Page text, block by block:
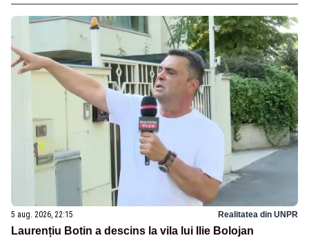
5 aug. 2026, 22:15 Realitatea din UNPR
Laurențiu Botin a descins la vila lui Ilie Bolojan